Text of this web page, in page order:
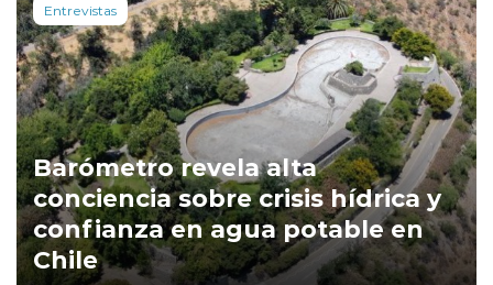
Entrevistas
Barómetro revela alta
conciencia sobre crisis hídrica y
confianza en agua potable en
Chile